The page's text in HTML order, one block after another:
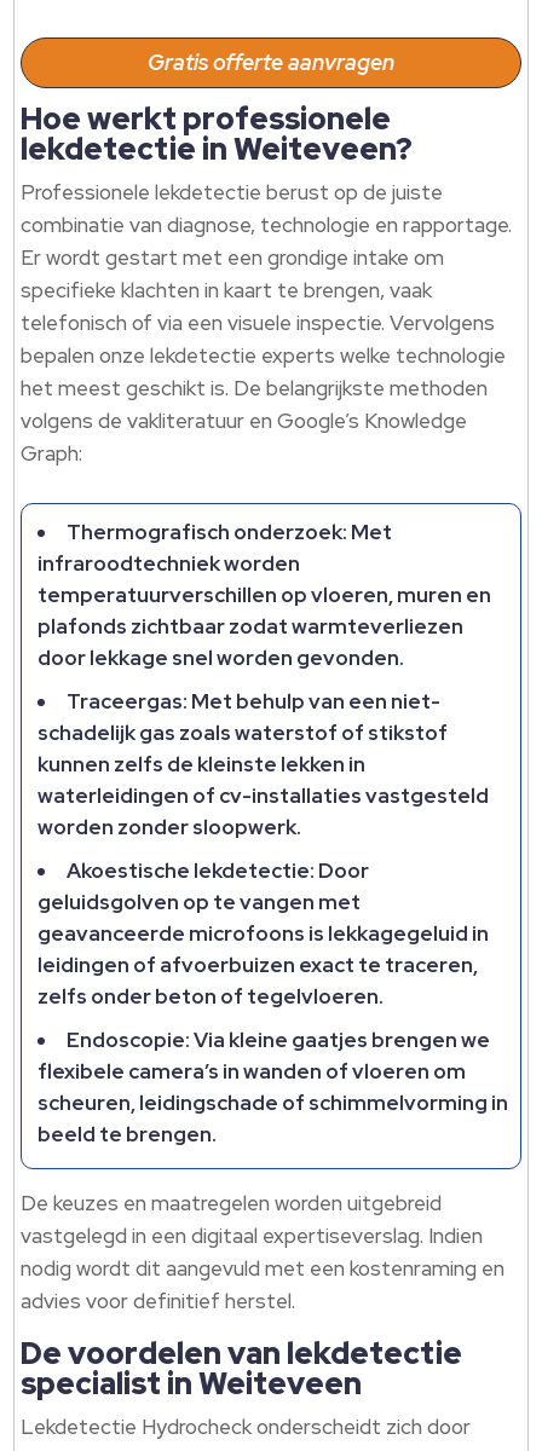
Gratis offerte aanvragen
Hoe werkt professionele
lekdetectie in Weiteveen?
Professionele lekdetectie berust op de juiste
combinatie van diagnose, technologie en rapportage.
Er wordt gestart met een grondige intake om
specifieke klachten in kaart te brengen, vaak
telefonisch of via een visuele inspectie. Vervolgens
bepalen onze lekdetectie experts welke technologie
het meest geschikt is. De belangrijkste methoden
volgens de vakliteratuur en Google’s Knowledge
Graph:
Thermografisch onderzoek: Met
infraroodtechniek worden
temperatuurverschillen op vloeren, muren en
plafonds zichtbaar zodat warmteverliezen
door lekkage snel worden gevonden.
Traceergas: Met behulp van een niet-
schadelijk gas zoals waterstof of stikstof
kunnen zelfs de kleinste lekken in
waterleidingen of cv-installaties vastgesteld
worden zonder sloopwerk.
Akoestische lekdetectie: Door
geluidsgolven op te vangen met
geavanceerde microfoons is lekkagegeluid in
leidingen of afvoerbuizen exact te traceren,
zelfs onder beton of tegelvloeren.
Endoscopie: Via kleine gaatjes brengen we
flexibele camera’s in wanden of vloeren om
scheuren, leidingschade of schimmelvorming in
beeld te brengen.
De keuzes en maatregelen worden uitgebreid
vastgelegd in een digitaal expertiseverslag. Indien
nodig wordt dit aangevuld met een kostenraming en
advies voor definitief herstel.
De voordelen van lekdetectie
specialist in Weiteveen
Lekdetectie Hydrocheck onderscheidt zich door